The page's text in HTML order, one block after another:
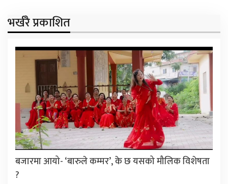
भर्खरै प्रकाशित
बजारमा आयो- ‘बारुले कम्मर’, के छ यसको मौलिक विशेषता
?